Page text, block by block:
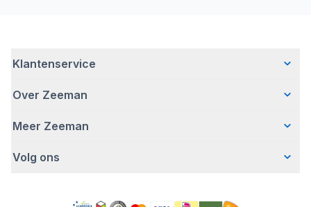
Klantenservice
Veelgestelde vragen
Bezorgen
Retourneren
Over Zeeman
Wie wij zijn
Hoe wij verantwoord ondernemen
Meer Zeeman
Veiligheidswaarschuwing
Volg ons